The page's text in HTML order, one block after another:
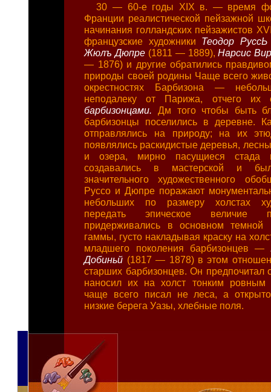
30 — 60-е годы XIX в. — время
Франции реалистической пейзажной
начинания голландских пейзажистов
французские художники Теодор
Жюлъ Дюпре (1811 — 1889),Нарсис
— 1876) и другие обратились
природы своей родины Чаще всего
окрестностях Барбизона —
неподалеку от Парижа, отчего их
барбизонцами. Дм того чтобы быть
барбизонцы поселились в деревне.
отправлялись на природу; на их
появлялись раскидистые деревья,
и озера, мирно пасущиеся стада
создавались в мастерской и
значительного художественного
Руссо и Дюпре поражают
небольших по размеру холстах
передать эпическое величие
придерживались в основном темной
гаммы, густо накладывая краску на
младшего поколения барбизонцев —
Добиньй (1817 — 1878) в этом
старших барбизонцев. Он предпочитал
наносил их на холст тонким ровным
чаще всего писал не леса, а
низкие берега Уазы, хлебные поля.